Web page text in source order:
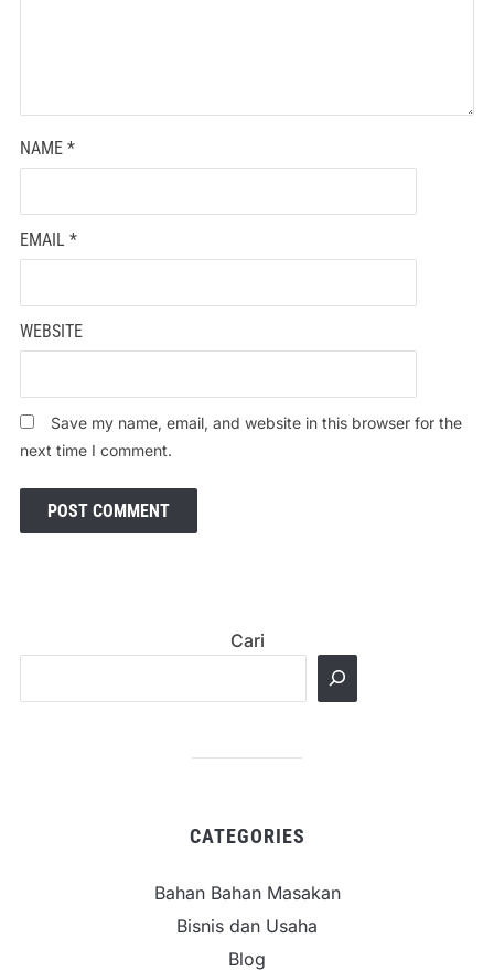
NAME *
EMAIL *
WEBSITE
Save my name, email, and website in this browser for the
next time I comment.
Cari
CATEGORIES
Bahan Bahan Masakan
Bisnis dan Usaha
Blog